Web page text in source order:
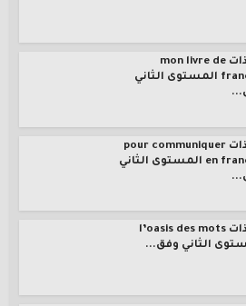
جذاذات mon livre de
français المستوى الثاني
جذاذات pour communiquer
en français المستوى الثاني
جذاذات l’oasis des mots
الثاني وفق...